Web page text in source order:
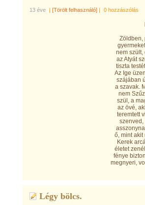
13 éve | [Törölt felhasználó] | 0 hozzászólás
Zöldben,
nem szült,
az Atyát
tiszta
Az Ige
szájában
a szavak.
nem
szül, a
az övé,
teremtett
ő, mint akit
Kerek
életet
fénye
megnyeri,
Légy bölcs.